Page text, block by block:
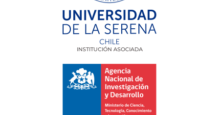
INSTITUCIÓN ASOCIADA